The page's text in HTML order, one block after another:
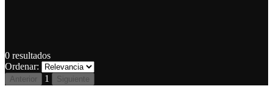
0 resultados
Ordenar:
Anterior 1 Siguiente